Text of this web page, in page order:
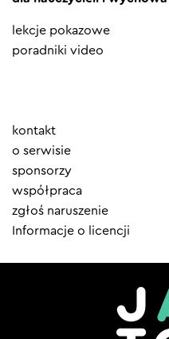
lekcje pokazowe
poradniki video
Element
menu
kontakt
o serwisie
sponsorzy
współpraca
zgłoś naruszenie
Informacje o licencji